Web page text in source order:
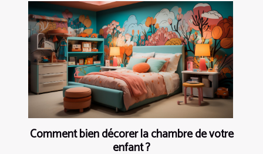
Comment bien décorer la chambre de votre
enfant ?